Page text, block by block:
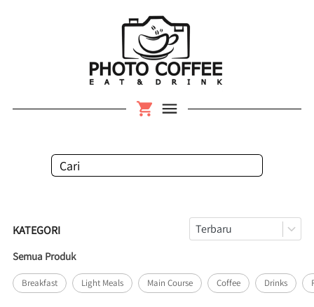
Cari
KATEGORI Terbaru
Semua Produk
Breakfast Light Meals Main Course Coffee Drinks